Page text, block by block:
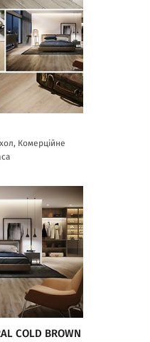
Комерційне
COLD BROWN